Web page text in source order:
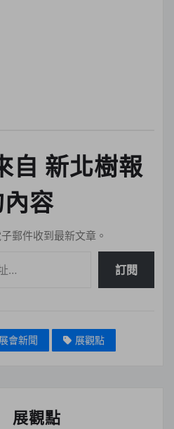
自 新北樹報
內容
郵件收到最新文章。
訂閱
展會新聞 展觀點
展觀點